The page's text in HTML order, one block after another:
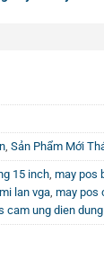
Sản Phẩm Mới
15 inch may pos
lan vga may pos
cam ung dien